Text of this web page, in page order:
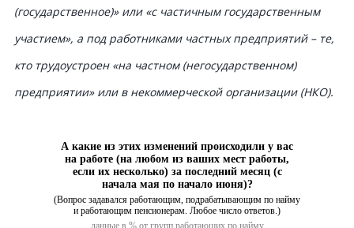
(государственное)» или «с частичным государственным
участием», а под работниками частных предприятий – те,
кто трудоустроен «на частном (негосударственном)
предприятии» или в некоммерческой организации (НКО).